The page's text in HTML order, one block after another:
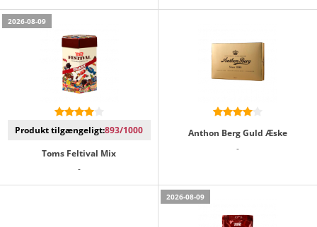
2026-08-09
Produkt tilgængeligt:893/1000
Toms Feltival Mix
-
Anthon Berg Guld Æske
-
2026-08-09